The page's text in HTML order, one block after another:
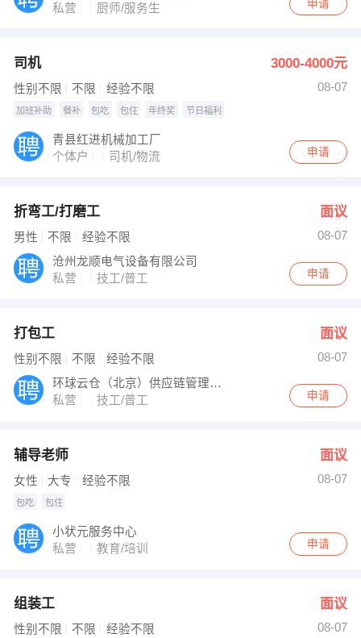
私营
厨师/服务生 申请
司机 3000-4000元
性别不限 不限 经验不限 08-07
加班补助 餐补 包吃 包住 年终奖 节日福利
青县红进机械加工厂
个体户
司机/物流 申请
折弯工/打磨工 面议
男性 不限 经验不限
08-07
沧州龙顺电气设备有限公司
私营
技工/普工 申请
打包工 面议
性别不限 不限 经验不限
08-07
环球云仓（北京）供应链管理有限公司
私营
技工/普工 申请
辅导老师 面议
女性 大专 经验不限 08-07
包吃 包住
小状元服务中心
私营
教育/培训 申请
组装工 面议
性别不限 不限 经验不限 08-07